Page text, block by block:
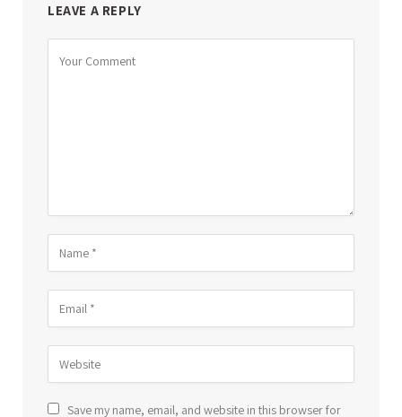
LEAVE A REPLY
Save my name, email, and website in this browser for